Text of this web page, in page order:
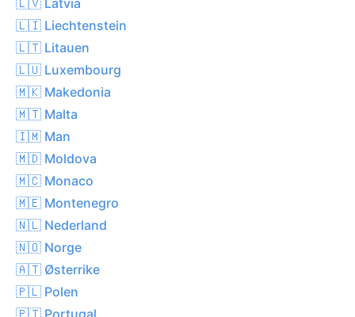
🇱🇮 Liechtenstein
🇱🇹 Litauen
🇱🇺 Luxembourg
🇲🇰 Makedonia
🇲🇹 Malta
🇮🇲 Man
🇲🇩 Moldova
🇲🇨 Monaco
🇲🇪 Montenegro
🇳🇱 Nederland
🇳🇴 Norge
🇦🇹 Østerrike
🇵🇱 Polen
🇵🇹 Portugal